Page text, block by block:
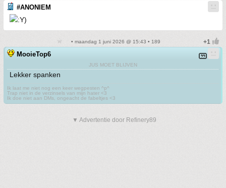
#ANONIEM
• maandag 1 juni 2026 @ 15:43 • 189
MooieTop6
JUS MOET BLIJVEN
Lekker spanken
Ik laat me niet nog een keer wegpesten ^p^
Trap niet in de verzinsels van mijn hater <3
Ik doe niet aan DMs, ongeacht de fabeltjes <3
▼ Advertentie door Refinery89